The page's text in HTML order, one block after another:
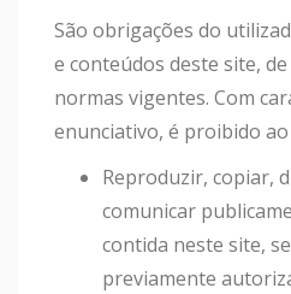
São obrigações do
e conteúdos deste site,
normas vigentes. Com
enunciativo, é proibido
Reproduzir, copiar,
comunicar
contida neste site,
previamente